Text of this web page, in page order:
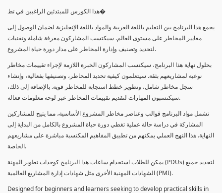
هذا الكورس للمبتدئين الراغبين في تط�
يجمع هذا البرنامج بين التعليم باللغة العربية والمواد باللغة الإنجليزية لضمان الوصول إلى
معايير المخاطر على مستوى العالم. سيكتسب المشاركون معرفة شاملة وتقنيات
لتحديد وتصنيف وإدارة المخاطر على مدار دورة حياة المشروع.
بحلول نهاية هذا البرنامج، سيكتسب المشاركون الخبرة اللازمة لإجراء تقييمات مخاطر
نوعية لمشاريعهم بثقة. سيتعلمون كيفية تحديد المخاطر، وتصنيفها بفعالية، وإنشاء
سجل مخاطر شامل، وتطوير خطط استجابة للمخاطر قوية. بالإضافة إلى ذلك،
سيكتسبون المهارات لتقديم تقييمات المخاطر عبر لوحة معلومات فعالة.
تشمل مواد البرنامج قوالب وعناصر مخاطر المشروع الأساسية، مما يتيح للمشاركين
المشاركة في دراسة حالة عملية تغطي دورة حياة المشروع بالكامل من البداية إلى
النهاية. هذا النهج العملي يمكنهم من تطبيق المفاهيم المكتسبة مباشرة على مشاريعهم
الخاصة.
يمكن للطلاب استخدام ساعات هذا البرنامج كوحدات تطوير المهنة (PDUs) لتجديد جميع
الشهادات المهنية الأخرى مثل شهادات إدارة المشاريع العالمية (PMI).
Designed for beginners and learners seeking to develop practical skills in